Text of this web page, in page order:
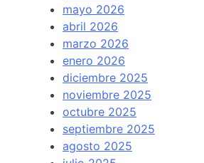
mayo 2026
abril 2026
marzo 2026
enero 2026
diciembre 2025
noviembre 2025
octubre 2025
septiembre 2025
agosto 2025